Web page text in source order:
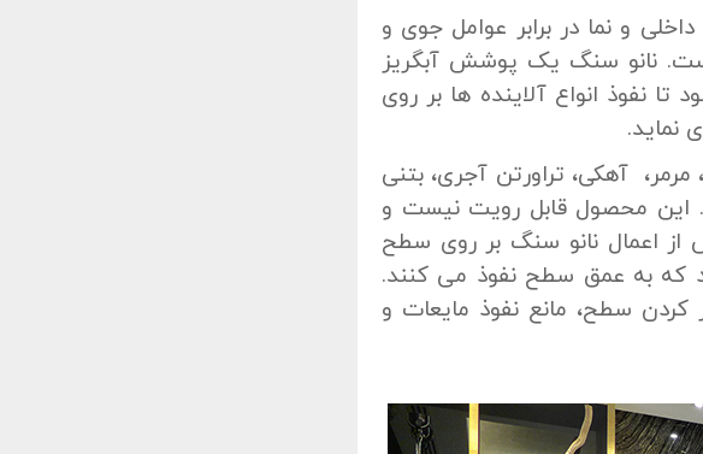
و نما در برابر عوامل جوی و
نانو سنگ یک پوشش آبگریز
نفوذ انواع آلاینده ها بر روی
نماید.
آهکی، تراورتن آجری، بتنی
این محصول قابل رویت نیست و
اعمال نانو سنگ بر روی سطح
که به عمق سطح نفوذ می کنند.
کردن سطح، مانع نفوذ مایعات و